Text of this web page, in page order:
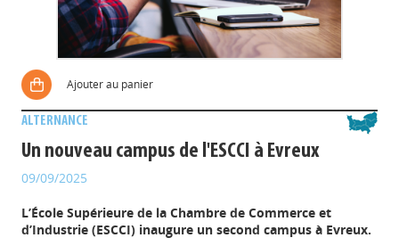
Ajouter au panier
ALTERNANCE
Un nouveau campus de l'ESCCI à Evreux
09/09/2025
L’École Supérieure de la Chambre de Commerce et
d’Industrie (ESCCI) inaugure un second campus à Evreux.